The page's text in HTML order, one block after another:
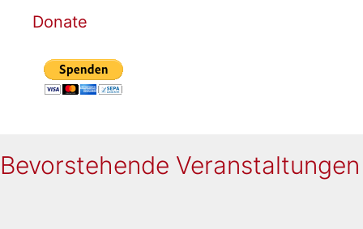
Donate
Bevorstehende Veranstaltungen